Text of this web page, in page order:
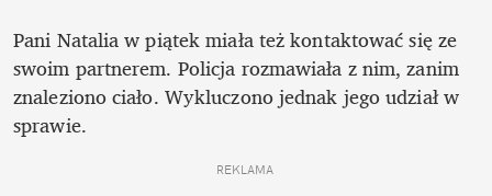
Pani Natalia w piątek miała też kontaktować się ze
swoim partnerem. Policja rozmawiała z nim, zanim
znaleziono ciało. Wykluczono jednak jego udział w
sprawie.
REKLAMA